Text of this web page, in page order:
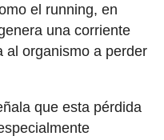
el running, en
una corriente
al organismo a perder
que esta pérdida